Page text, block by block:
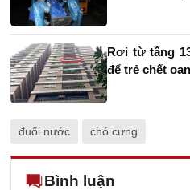
Rơi từ tầng
để trẻ chết
đuối nước chó cưng
Bình luận